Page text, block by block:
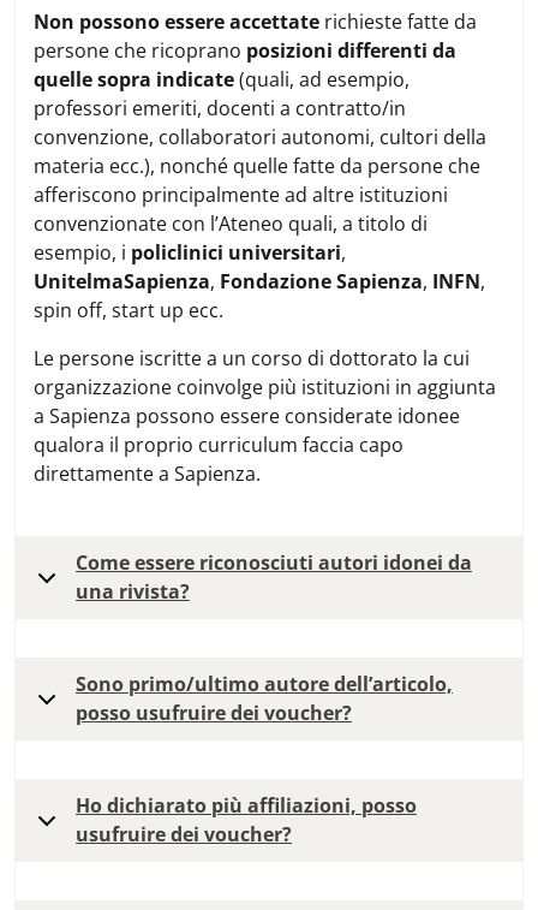
Non possono essere accettate richieste fatte da
persone che ricoprano posizioni differenti da
quelle sopra indicate(quali, ad esempio,
professori emeriti, docenti a contratto/in
convenzione, collaboratori autonomi, cultori della
materia ecc.), nonché quelle fatte da persone che
afferiscono principalmente ad altre istituzioni
convenzionate con l’Ateneo quali, a titolo di
esempio, i policlinici universitari,
UnitelmaSapienza, Fondazione Sapienza, INFN,
spin off, start up ecc.
Le persone iscritte a un corso di dottorato la cui
organizzazione coinvolge più istituzioni in aggiunta
a Sapienza possono essere considerate idonee
qualora il proprio curriculum faccia capo
direttamente a Sapienza.
Come essere riconosciuti autori idonei da
una rivista?
Sono primo/ultimo autore dell’articolo,
posso usufruire dei voucher?
Ho dichiarato più affiliazioni, posso
usufruire dei voucher?